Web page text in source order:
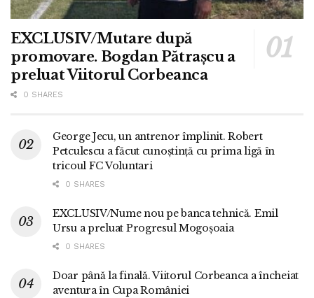
EXCLUSIV/Mutare după
promovare. Bogdan Pătrașcu a
preluat Viitorul Corbeanca
0 SHARES
George Jecu, un antrenor împlinit. Robert
Petculescu a făcut cunoștință cu prima ligă în
tricoul FC Voluntari
0 SHARES
EXCLUSIV/Nume nou pe banca tehnică. Emil
Ursu a preluat Progresul Mogoșoaia
0 SHARES
Doar până la finală. Viitorul Corbeanca a încheiat
aventura în Cupa României